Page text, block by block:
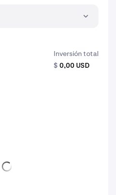
Inversión total
$ 0,00 USD